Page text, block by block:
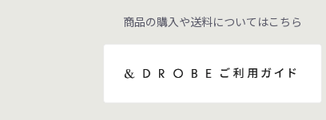
商品の購入や送料についてはこちら